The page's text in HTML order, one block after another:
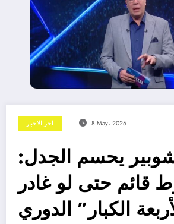
اخر الاخبار 8 May، 2026
يحسم الجدل:
قائم حتى لو غادر
الكبار” الدوري